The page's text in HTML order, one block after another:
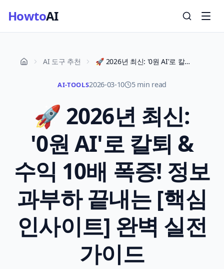
HowtoAI
AI 도구 추천 🚀 2026년 최신: '0원 AI'로 칼퇴 & 수익 10배 폭증! 정보 과부하 끝내는 [핵심 인사이트] 완벽 실전 가이드
AI-TOOLS2026-03-10 5 min read
🚀 2026년 최신:
'0원 AI'로 칼퇴 &
수익 10배 폭증! 정보
과부하 끝내는 [핵심
인사이트] 완벽 실전
가이드